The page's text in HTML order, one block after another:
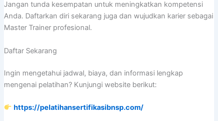
Jangan tunda kesempatan untuk meningkatkan kompetensi
Anda. Daftarkan diri sekarang juga dan wujudkan karier sebagai
Master Trainer profesional.
Daftar Sekarang
Ingin mengetahui jadwal, biaya, dan informasi lengkap
mengenai pelatihan? Kunjungi website berikut:
https://pelatihansertifikasibnsp.com/